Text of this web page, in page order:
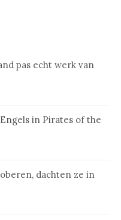
pas echt werk van
in Pirates of the
dachten ze in